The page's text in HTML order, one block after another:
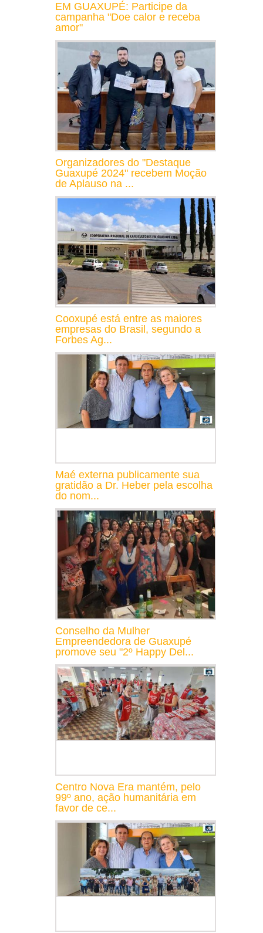
EM GUAXUPÉ: Participe da
campanha "Doe calor e receba
amor"
Organizadores do "Destaque
Guaxupé 2024" recebem Moção
de Aplauso na ...
Cooxupé está entre as maiores
empresas do Brasil, segundo a
Forbes Ag...
Maé externa publicamente sua
gratidão a Dr. Heber pela escolha
do nom...
Conselho da Mulher
Empreendedora de Guaxupé
promove seu "2º Happy Del...
Centro Nova Era mantém, pelo
99º ano, ação humanitária em
favor de ce...